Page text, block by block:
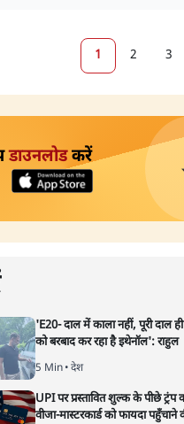
1 2 3
डाउनलोडकरें
'E20- दाल में काला नहीं, पूरी दाल
को बरबाद कर रहा है इथेनॉल': राहुल
5 Min• देश
UPI पर प्रस्तावित शुल्क के पीछे ट्रंप
वीजा-मास्टरकार्ड को फायदा पहुँचाने